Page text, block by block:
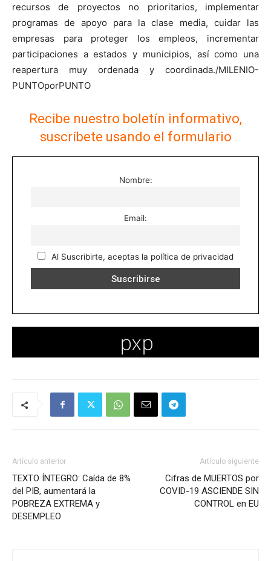
recursos de proyectos no prioritarios, implementar
programas de apoyo para la clase media, cuidar las
empresas para proteger los empleos, incrementar
participaciones a estados y municipios, así como una
reapertura muy ordenada y coordinada./MILENIO-
PUNTOporPUNTO
Recibe nuestro boletín informativo,
suscríbete usando el formulario
Nombre:
Email:
Al Suscribirte, aceptas la política de privacidad
Artículo anterior
TEXTO ÍNTEGRO: Caída de 8%
del PIB, aumentará la
POBREZA EXTREMA y
DESEMPLEO
Artículo siguiente
Cifras de MUERTOS por
COVID-19 ASCIENDE SIN
CONTROL en EU